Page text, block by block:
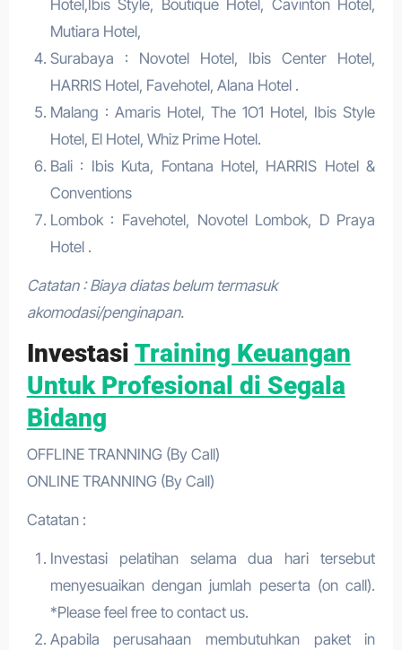
Hotel,Ibis Style, Boutique Hotel, Cavinton Hotel,
Mutiara Hotel,
Surabaya : Novotel Hotel, Ibis Center Hotel,
HARRIS Hotel, Favehotel, Alana Hotel .
Malang : Amaris Hotel, The 1O1 Hotel, Ibis Style
Hotel, El Hotel, Whiz Prime Hotel.
Bali : Ibis Kuta, Fontana Hotel, HARRIS Hotel &
Conventions
Lombok : Favehotel, Novotel Lombok, D Praya
Hotel .
Catatan : Biaya diatas belum termasuk
akomodasi/penginapan.
Investasi Training Keuangan
Untuk Profesional di Segala
Bidang
OFFLINE TRANNING (By Call)
ONLINE TRANNING (By Call)
Catatan :
Investasi pelatihan selama dua hari tersebut
menyesuaikan dengan jumlah peserta (on call).
*Please feel free to contact us.
Apabila perusahaan membutuhkan paket in